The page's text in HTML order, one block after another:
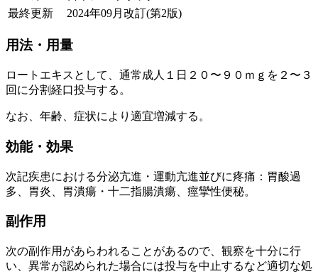
最終更新
2024年09月改訂(第2版)
用法・用量
ロートエキスとして、通常成人１日２０〜９０ｍｇを２〜３
回に分割経口投与する。
なお、年齢、症状により適宜増減する。
効能・効果
次記疾患における分泌亢進・運動亢進並びに疼痛：胃酸過
多、胃炎、胃潰瘍・十二指腸潰瘍、痙攣性便秘。
副作用
次の副作用があらわれることがあるので、観察を十分に行
い、異常が認められた場合には投与を中止するなど適切な処